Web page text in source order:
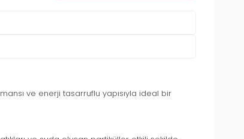
ve enerji tasarruflu yapısıyla ideal bir